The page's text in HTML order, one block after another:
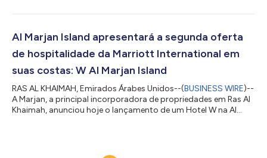
nas áreas imobiliária, hoteleira e de estilo de vida, e acelerar a
como o primeiro destino de investimentos sustentáveis e porta
de entrada pa...
Al Marjan Island apresentará a segunda oferta
de hospitalidade da Marriott International em
suas costas: W Al Marjan Island
RAS AL KHAIMAH, Emirados Árabes Unidos--(BUSINESS WIRE)--
A Marjan, a principal incorporadora de propriedades em Ras Al
Khaimah, anunciou hoje o lançamento de um Hotel W na Al
para alcançar uma dupla distinção, não apenas como o